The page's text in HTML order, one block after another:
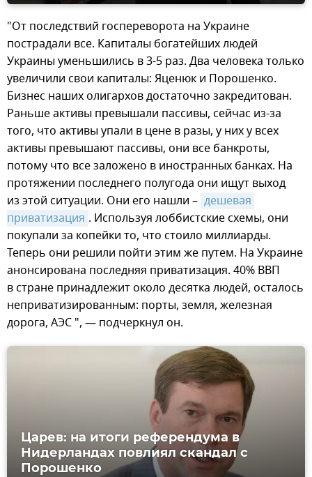
"От последствий госпереворота на Украине
пострадали все. Капиталы богатейших людей
Украины уменьшились в 3-5 раз. Два человека только
увеличили свои капиталы: Яценюк и Порошенко.
Бизнес наших олигархов достаточно закредитован.
Раньше активы превышали пассивы, сейчас из-за
того, что активы упали в цене в разы, у них у всех
активы превышают пассивы, они все банкроты,
потому что все заложено в иностранных банках. На
протяжении последнего полугода они ищут выход
из этой ситуации. Они его нашли – дешевая
приватизация . Используя лоббистские схемы, они
покупали за копейки то, что стоило миллиарды.
Теперь они решили пойти этим же путем. На Украине
анонсирована последняя приватизация. 40% ВВП
в стране принадлежит около десятка людей, осталось
неприватизированным: порты, земля, железная
дорога, АЭС ", — подчеркнул он.
Царев: на итоги референдума в
Нидерландах повлиял скандал с
Порошенко